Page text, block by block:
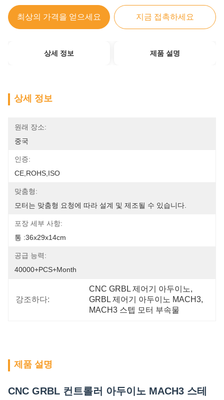
최상의 가격을 얻으세요 지금 접촉하세요
상세 정보 제품 설명
상세 정보
원래 장소:
중국
인증:
CE,ROHS,ISO
맞춤형:
모터는 맞춤형 요청에 따라 설계 및 제조될 수 있습니다.
포장 세부 사항:
통 :36x29x14cm
공급 능력:
40000+PCS+Month
강조하다:
CNC GRBL 제어기 아두이노,
GRBL 제어기 아두이노 MACH3,
MACH3 스텝 모터 부속물
제품 설명
CNC GRBL 컨트롤러 아두이노 MACH3 스테